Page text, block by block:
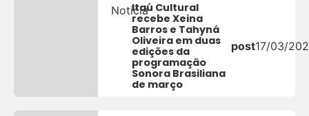
NotíciaItaú Cultural
recebe Xeina
Barros e Tahyná
Oliveira em duas
edições da
programação
Sonora Brasiliana
de março
post17/03/